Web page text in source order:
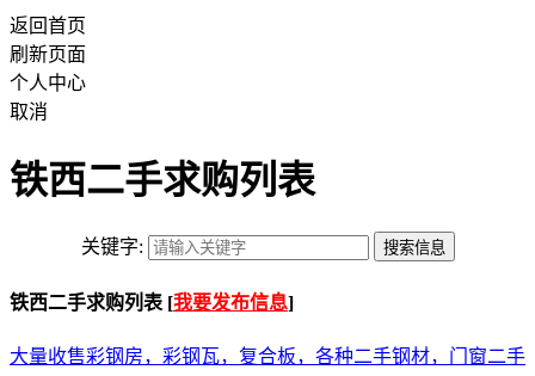
返回首页
刷新页面
个人中心
取消
铁西二手求购列表
关键字:
铁西二手求购列表 [我要发布信息]
大量收售彩钢房，彩钢瓦，复合板，各种二手钢材，门窗二手